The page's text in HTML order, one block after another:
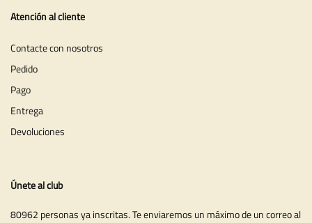
Atención al cliente
Contacte con nosotros
Pedido
Pago
Entrega
Devoluciones
Únete al club
80962 personas ya inscritas. Te enviaremos un máximo de un correo al